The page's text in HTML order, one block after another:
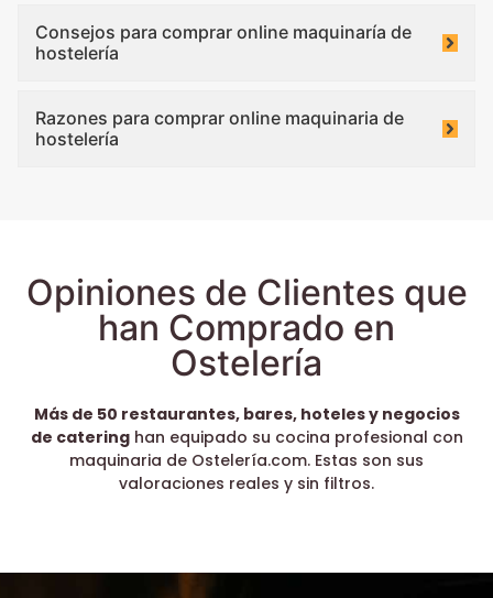
Consejos para comprar online maquinaría de
hostelería
Razones para comprar online maquinaria de
hostelería
Opiniones de Clientes que
han Comprado en
Ostelería
Más de 50 restaurantes, bares, hoteles y negocios
de cateringhan equipado su cocina profesional con
maquinaria de Ostelería.com. Estas son sus
valoraciones reales y sin filtros.